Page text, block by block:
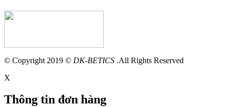
© Copyright 2019 © DK-BETICS .All Rights Reserved
X
Thông tin đơn hàng